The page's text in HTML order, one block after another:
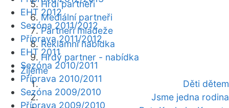
Hrdí partneři
Mediální partneři
Partneři mládeže
Reklamní nabídka
Hrdý partner - nabídka
Žijeme
Děti dětem
Jsme jedna rodina
EHT 2012
Sezóna 2011/2012
Příprava 2011/2012
EHT 2011
Sezóna 2010/2011
Příprava 2010/2011
Sezóna 2009/2010
Příprava 2009/2010